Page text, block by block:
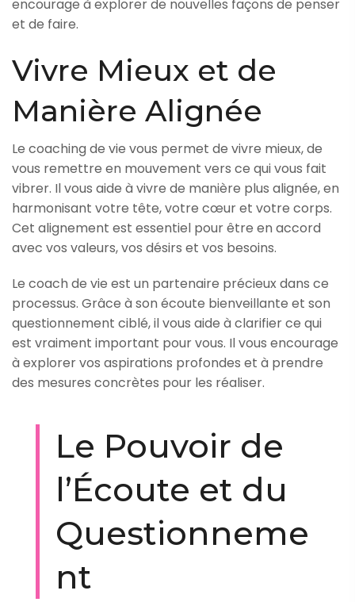
encourage à explorer de nouvelles façons de penser
et de faire.
Vivre Mieux et de
Manière Alignée
Le coaching de vie vous permet de vivre mieux, de
vous remettre en mouvement vers ce qui vous fait
vibrer. Il vous aide à vivre de manière plus alignée, en
harmonisant votre tête, votre cœur et votre corps.
Cet alignement est essentiel pour être en accord
avec vos valeurs, vos désirs et vos besoins.
Le coach de vie est un partenaire précieux dans ce
processus. Grâce à son écoute bienveillante et son
questionnement ciblé, il vous aide à clarifier ce qui
est vraiment important pour vous. Il vous encourage
à explorer vos aspirations profondes et à prendre
des mesures concrètes pour les réaliser.
Le Pouvoir de
l’Écoute et du
Questionneme
nt